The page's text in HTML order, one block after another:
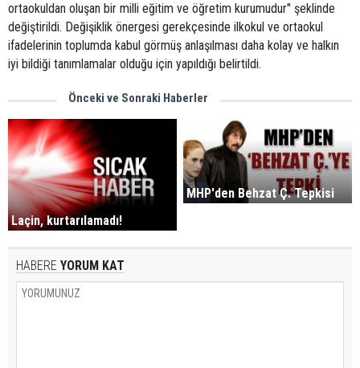
ortaokuldan oluşan bir milli eğitim ve öğretim kurumudur" şeklinde
değiştirildi. Değişiklik önergesi gerekçesinde ilkokul ve ortaokul
ifadelerinin toplumda kabul görmüş anlaşılması daha kolay ve halkın
iyi bildiği tanımlamalar olduğu için yapıldığı belirtildi.
Önceki ve Sonraki Haberler
Laçin, kurtarılamadı!
MHP'den Behzat Ç. Tepkisi
HABERE YORUM KAT